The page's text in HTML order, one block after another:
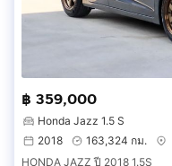
฿ 359,000
Honda Jazz 1.5 S
2018
163,324 กม.
HONDA JAZZ ปี 2018 1.5S